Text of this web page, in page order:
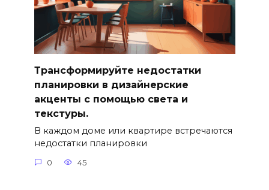
Трансформируйте недостатки
планировки в дизайнерские
акценты с помощью света и
текстуры.
В каждом доме или квартире встречаются
недостатки планировки
0 45